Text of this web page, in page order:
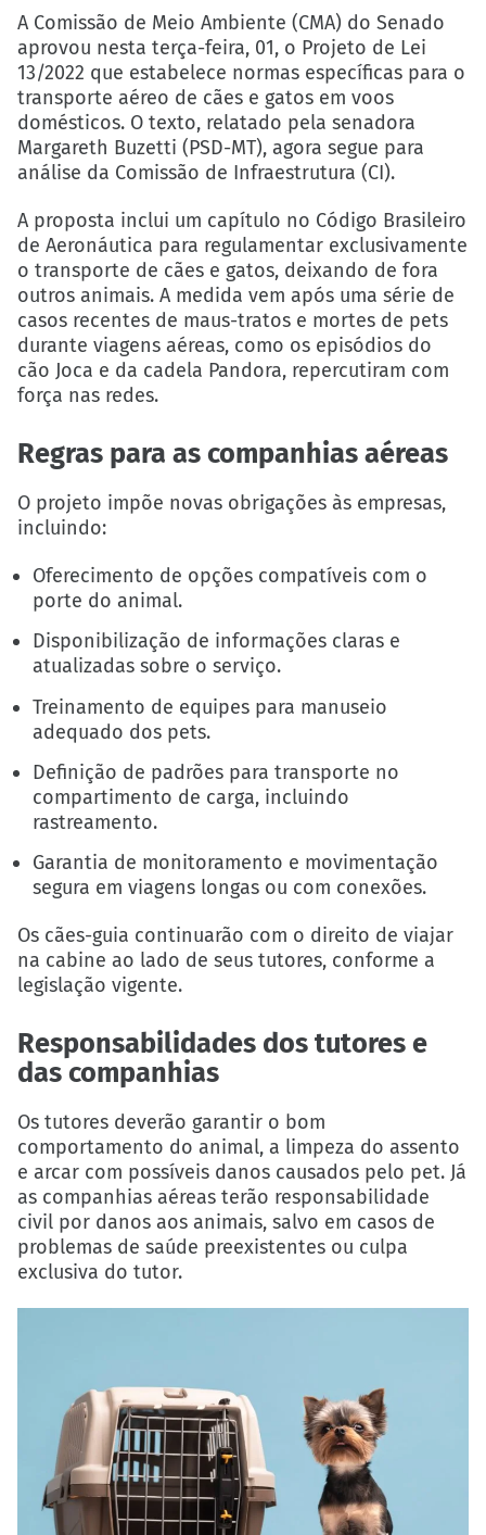
A Comissão de Meio Ambiente (CMA) do Senado
aprovou nesta terça-feira, 01, o Projeto de Lei
13/2022 que estabelece normas específicas para o
transporte aéreo de cães e gatos em voos
domésticos. O texto, relatado pela senadora
Margareth Buzetti (PSD-MT), agora segue para
análise da Comissão de Infraestrutura (CI).
A proposta inclui um capítulo no Código Brasileiro
de Aeronáutica para regulamentar exclusivamente
o transporte de cães e gatos, deixando de fora
outros animais. A medida vem após uma série de
casos recentes de maus-tratos e mortes de pets
durante viagens aéreas, como os episódios do
cão Joca e da cadela Pandora, repercutiram com
força nas redes.
Regras para as companhias aéreas
O projeto impõe novas obrigações às empresas,
incluindo:
Oferecimento de opções compatíveis com o
porte do animal.
Disponibilização de informações claras e
atualizadas sobre o serviço.
Treinamento de equipes para manuseio
adequado dos pets.
Definição de padrões para transporte no
compartimento de carga, incluindo
rastreamento.
Garantia de monitoramento e movimentação
segura em viagens longas ou com conexões.
Os cães-guia continuarão com o direito de viajar
na cabine ao lado de seus tutores, conforme a
legislação vigente.
Responsabilidades dos tutores e
das companhias
Os tutores deverão garantir o bom
comportamento do animal, a limpeza do assento
e arcar com possíveis danos causados pelo pet. Já
as companhias aéreas terão responsabilidade
civil por danos aos animais, salvo em casos de
problemas de saúde preexistentes ou culpa
exclusiva do tutor.